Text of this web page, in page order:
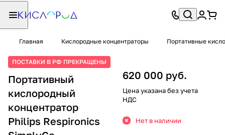
Главная Кислородные концентраторы Портативные
ПОСТАВКИ В РФ ПРЕКРАЩЕНЫ
Портативный
кислородный
концентратор
Philips Respironics
620 000 руб.
Цена указана без учета
НДС
Нет в наличии